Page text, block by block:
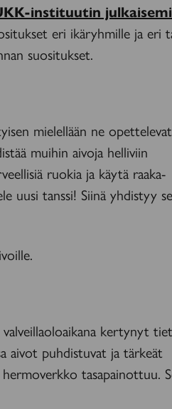
instituutin
eri ikäryhmille ja eri
suositukset.
mielellään ne opettelevat
muihin aivoja helliviin
ruokia ja käytä raaka-
uusi tanssi! Siinä yhdistyy
kertynyt
aivot puhdistuvat ja tärkeät
tasapainottuu.